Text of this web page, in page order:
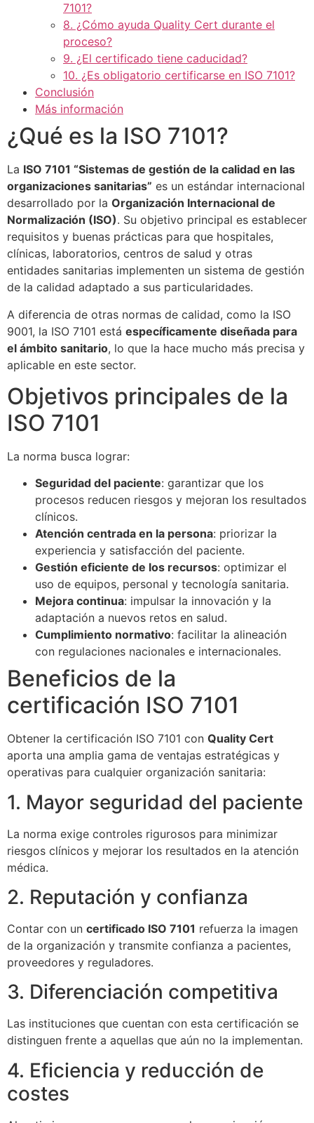
7101?
8. ¿Cómo ayuda Quality Cert durante el
proceso?
9. ¿El certificado tiene caducidad?
10. ¿Es obligatorio certificarse en ISO 7101?
Conclusión
Más información
¿Qué es la ISO 7101?
La ISO 7101 “Sistemas de gestión de la calidad en las
organizaciones sanitarias” es un estándar internacional
desarrollado por la Organización Internacional de
Normalización (ISO). Su objetivo principal es establecer
requisitos y buenas prácticas para que hospitales,
clínicas, laboratorios, centros de salud y otras
entidades sanitarias implementen un sistema de gestión
de la calidad adaptado a sus particularidades.
A diferencia de otras normas de calidad, como la ISO
9001, la ISO 7101 está específicamente diseñada para
el ámbito sanitario, lo que la hace mucho más precisa y
aplicable en este sector.
Objetivos principales de la
ISO 7101
La norma busca lograr:
Seguridad del paciente: garantizar que los
procesos reducen riesgos y mejoran los resultados
clínicos.
Atención centrada en la persona: priorizar la
experiencia y satisfacción del paciente.
Gestión eficiente de los recursos: optimizar el
uso de equipos, personal y tecnología sanitaria.
Mejora continua: impulsar la innovación y la
adaptación a nuevos retos en salud.
Cumplimiento normativo: facilitar la alineación
con regulaciones nacionales e internacionales.
Beneficios de la
certificación ISO 7101
Obtener la certificación ISO 7101 con Quality Cert
aporta una amplia gama de ventajas estratégicas y
operativas para cualquier organización sanitaria:
1. Mayor seguridad del paciente
La norma exige controles rigurosos para minimizar
riesgos clínicos y mejorar los resultados en la atención
médica.
2. Reputación y confianza
Contar con un certificado ISO 7101 refuerza la imagen
de la organización y transmite confianza a pacientes,
proveedores y reguladores.
3. Diferenciación competitiva
Las instituciones que cuentan con esta certificación se
distinguen frente a aquellas que aún no la implementan.
4. Eficiencia y reducción de
costes